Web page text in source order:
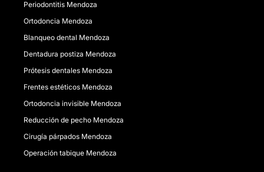
Periodontitis Mendoza
Ortodoncia Mendoza
Blanqueo dental Mendoza
Dentadura postiza Mendoza
Prótesis dentales Mendoza
Frentes estéticos Mendoza
Ortodoncia invisible Mendoza
Reducción de pecho Mendoza
Cirugía párpados Mendoza
Operación tabique Mendoza